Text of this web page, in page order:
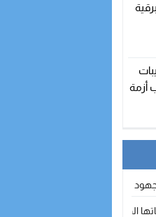
أزمة
لتطوير الممارسة الكروية بجهة
الدولية: تكوين متخصص في التراث